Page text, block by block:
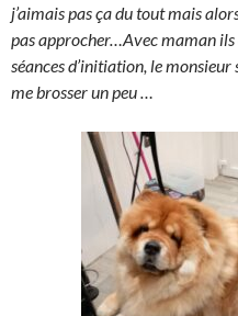
j’aimais pas ça du tout mais
pas approcher…Avec maman
séances d’initiation, le
me brosser un peu …